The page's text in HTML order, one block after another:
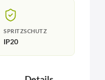
SPRITZSCHUTZ
IP20